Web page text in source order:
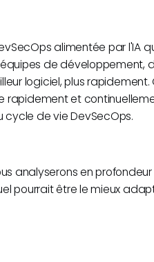
alimentée par l'IA
de développement,
logiciel, plus
rapidement et
de vie DevSecOps.
analyserons en profondeur
pourrait être le mieux